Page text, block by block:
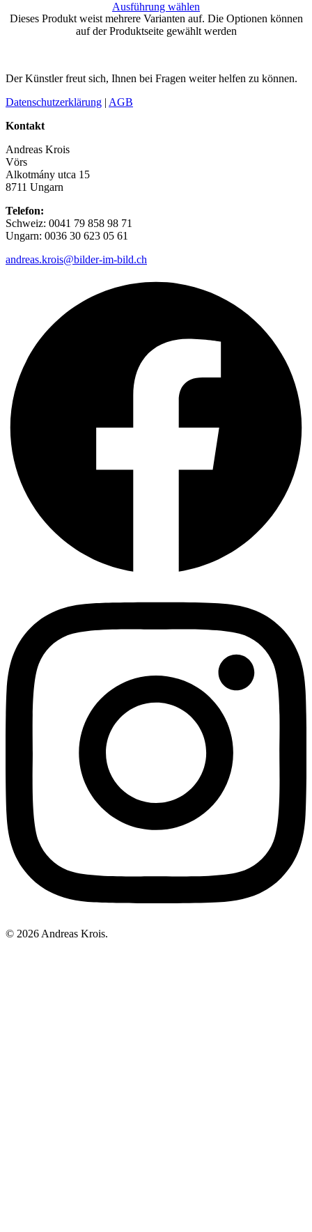
Ausführung wählen
Dieses Produkt weist mehrere Varianten auf. Die Optionen können
auf der Produktseite gewählt werden
Der Künstler freut sich, Ihnen bei Fragen weiter helfen zu können.
Datenschutzerklärung | AGB
Kontakt
Andreas Krois
Vörs
Alkotmány utca 15
8711 Ungarn
Telefon:
Schweiz: 0041 79 858 98 71
Ungarn: 0036 30 623 05 61
andreas.krois@bilder-im-bild.ch
© 2026 Andreas Krois.